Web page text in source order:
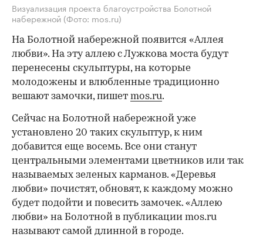
Визуализация проекта благоустройства Болотной
набережной (Фото: mos.ru)
На Болотной набережной появится «Аллея
любви». На эту аллею с Лужкова моста будут
перенесены скульптуры, на которые
молодожены и влюбленные традиционно
вешают замочки, пишет mos.ru.
Сейчас на Болотной набережной уже
установлено 20 таких скульптур, к ним
добавится еще восемь. Все они станут
центральными элементами цветников или так
называемых зеленых карманов. «Деревья
любви» почистят, обновят, к каждому можно
будет подойти и повесить замочек. «Аллею
любви» на Болотной в публикации mos.ru
называют самой длинной в городе.